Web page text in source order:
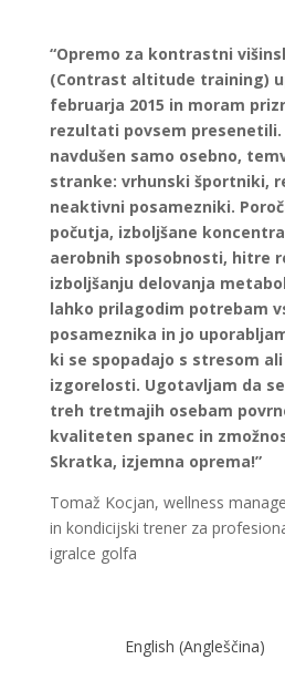
“Opremo za kontrastni
(Contrast altitude training)
februarja 2015 in moram
rezultati povsem presenetili.
navdušen samo osebno,
stranke: vrhunski športniki,
neaktivni posamezniki.
počutja, izboljšane
aerobnih sposobnosti, hitre
izboljšanju delovanja
lahko prilagodim potrebam
posameznika in jo
ki se spopadajo s stresom
izgorelosti. Ugotavljam da
treh tretmajih osebam
kvaliteten spanec in
Skratka, izjemna oprema!”
Tomaž Kocjan, wellness
in kondicijski trener za
igralce golfa
English (Angleščina)